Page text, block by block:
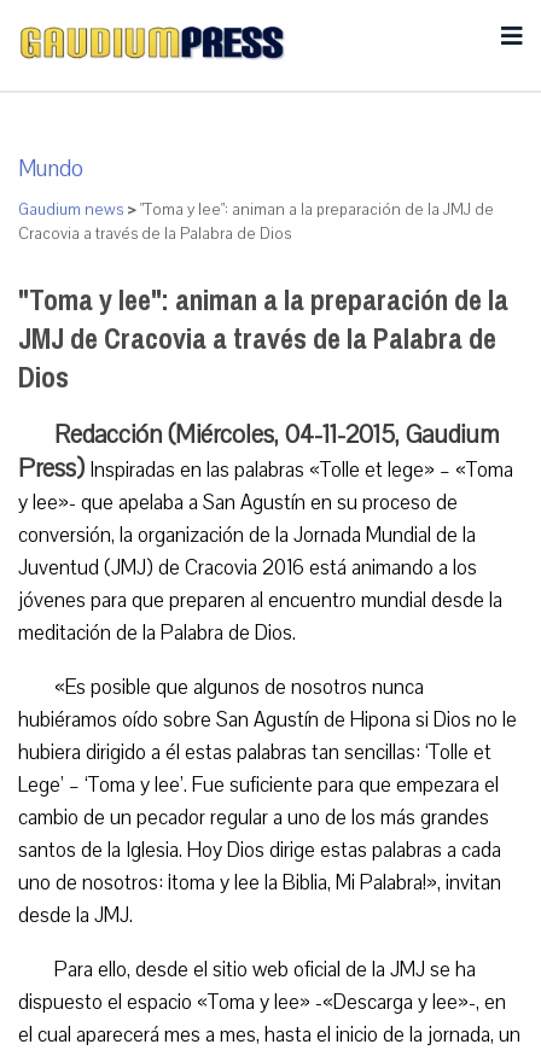
Mundo
Gaudium news >"Toma y lee": animan a la preparación de la JMJ de
Cracovia a través de la Palabra de Dios
"Toma y lee": animan a la preparación de la
JMJ de Cracovia a través de la Palabra de
Dios
Redacción (Miércoles, 04-11-2015, Gaudium
Press) Inspiradas en las palabras «Tolle et lege» – «Toma
y lee»- que apelaba a San Agustín en su proceso de
conversión, la organización de la Jornada Mundial de la
Juventud (JMJ) de Cracovia 2016 está animando a los
jóvenes para que preparen al encuentro mundial desde la
meditación de la Palabra de Dios.
«Es posible que algunos de nosotros nunca
hubiéramos oído sobre San Agustín de Hipona si Dios no le
hubiera dirigido a él estas palabras tan sencillas: ‘Tolle et
Lege’ – ‘Toma y lee’. Fue suficiente para que empezara el
cambio de un pecador regular a uno de los más grandes
santos de la Iglesia. Hoy Dios dirige estas palabras a cada
uno de nosotros: ¡toma y lee la Biblia, Mi Palabra!», invitan
desde la JMJ.
Para ello, desde el sitio web oficial de la JMJ se ha
dispuesto el espacio «Toma y lee» -«Descarga y lee»-, en
el cual aparecerá mes a mes, hasta el inicio de la jornada, un